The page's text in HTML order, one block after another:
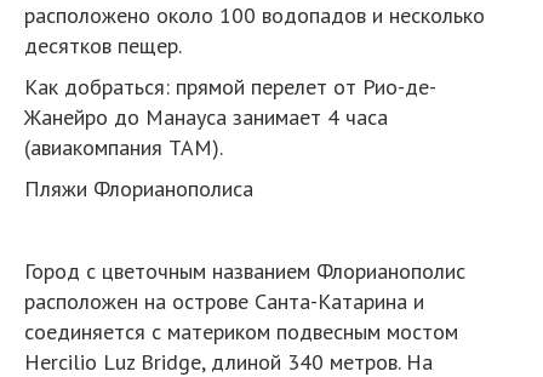
расположено около 100 водопадов и несколько
десятков пещер.
Как добраться: прямой перелет от Рио-де-
Жанейро до Манауса занимает 4 часа
(авиакомпания TAM).
Пляжи Флорианополиса
Город с цветочным названием Флорианополис
расположен на острове Санта-Катарина и
соединяется с материком подвесным мостом
Hercilio Luz Bridge, длиной 340 метров. На